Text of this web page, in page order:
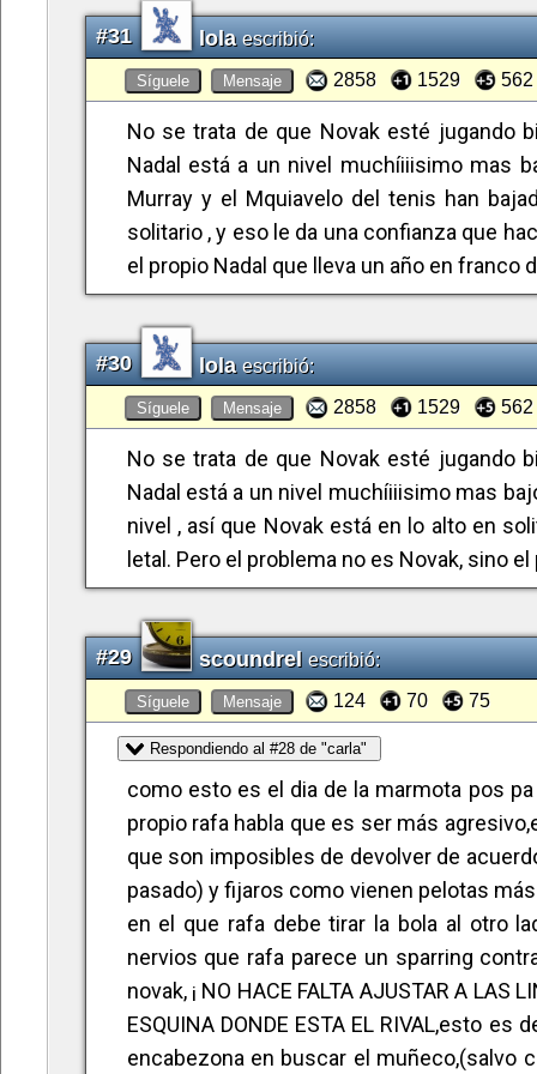
tantos años has ido acumulando, y de
A lo mejor Rafa ya no está pensando en
su tío y mentor, han asumido que lo de
que siempre vendrá otro que los batirá
de Rafa ya no vienen directamente de
suficientemente importante para
como antes, ya no lucha como antes y
pista es la adecuada pero no la
asumiendo que es así, y que ya no es
que sencillamente está en esa última
de los huevos de oro un par de años o
lógico, yo en su lugar haría lo mismo.
#31 lolaescribió:
Síguele Mensaje 2858 1529 562
No se trata de que Novak esté jugando
Nadal está a un nivel muchíiiisimo mas
Murray y el Mquiavelo del tenis han
solitario , y eso le da una confianza que
el propio Nadal que lleva un año en franco
#30 lolaescribió:
Síguele Mensaje 2858 1529 562
No se trata de que Novak esté jugando
Nadal está a un nivel muchíiiisimo mas
nivel , así que Novak está en lo alto en
letal. Pero el problema no es Novak, sino
#29 scoundrelescribió:
Síguele Mensaje 124 70 75
Respondiendo al #28 de "carla"
como esto es el dia de la marmota pos
propio rafa habla que es ser más
que son imposibles de devolver de
pasado) y fijaros como vienen pelotas
en el que rafa debe tirar la bola al otro
nervios que rafa parece un sparring
novak, ¡ NO HACE FALTA AJUSTAR A LAS
ESQUINA DONDE ESTA EL RIVAL,esto
encabezona en buscar el muñeco,(salvo